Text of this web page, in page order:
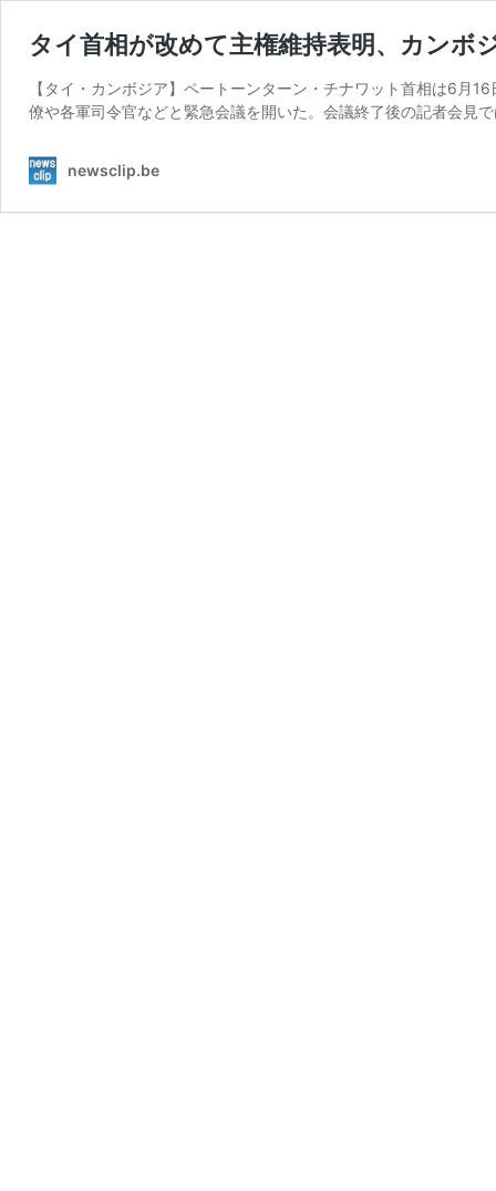
タイ首相が改めて主権維持表明、カンボ
【タイ・カンボジア】ペートーンターン・チナワット首相は6月
僚や各軍司令官などと緊急会議を開いた。会議終了後の記者会見
newsclip.be